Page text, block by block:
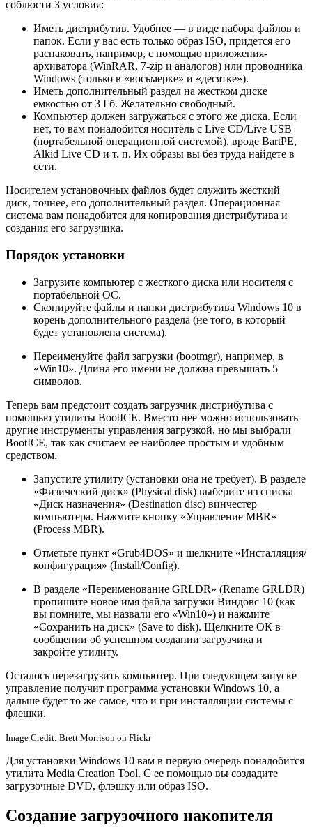
соблюсти 3 условия:
Иметь дистрибутив. Удобнее — в виде набора файлов и
папок. Если у вас есть только образ ISO, придется его
распаковать, например, с помощью приложения-
архиватора (WinRAR, 7-zip и аналогов) или проводника
Windows (только в «восьмерке» и «десятке»).
Иметь дополнительный раздел на жестком диске
емкостью от 3 Гб. Желательно свободный.
Компьютер должен загружаться с этого же диска. Если
нет, то вам понадобится носитель c Live CD/Live USB
(портабельной операционной системой), вроде BartPE,
Alkid Live CD и т. п. Их образы вы без труда найдете в
сети.
Носителем установочных файлов будет служить жесткий
диск, точнее, его дополнительный раздел. Операционная
система вам понадобится для копирования дистрибутива и
создания его загрузчика.
Порядок установки
Загрузите компьютер с жесткого диска или носителя с
портабельной ОС.
Скопируйте файлы и папки дистрибутива Windows 10 в
корень дополнительного раздела (не того, в который
будет установлена система).
Переименуйте файл загрузки (bootmgr), например, в
«Win10». Длина его имени не должна превышать 5
символов.
Теперь вам предстоит создать загрузчик дистрибутива с
помощью утилиты BootICE. Вместо нее можно использовать
другие инструменты управления загрузкой, но мы выбрали
BootICE, так как считаем ее наиболее простым и удобным
средством.
Запустите утилиту (установки она не требует). В разделе
«Физический диск» (Physical disk) выберите из списка
«Диск назначения» (Destination disc) винчестер
компьютера. Нажмите кнопку «Управление MBR»
(Process MBR).
Отметьте пункт «Grub4DOS» и щелкните «Инсталляция/
конфигурация» (Install/Config).
В разделе «Переименование GRLDR» (Rename GRLDR)
пропишите новое имя файла загрузки Виндовс 10 (как
вы помните, мы назвали его «Win10») и нажмите
«Сохранить на диск» (Save to disk). Щелкните ОК в
сообщении об успешном создании загрузчика и
закройте утилиту.
Осталось перезагрузить компьютер. При следующем запуске
управление получит программа установки Windows 10, а
дальше будет то же самое, что и при инсталляции системы с
флешки.
Image Credit: Brett Morrison on Flickr
Для установки Windows 10 вам в первую очередь понадобится
утилита Media Creation Tool. С ее помощью вы создадите
загрузочные DVD, флэшку или образ ISO.
Создание загрузочного накопителя